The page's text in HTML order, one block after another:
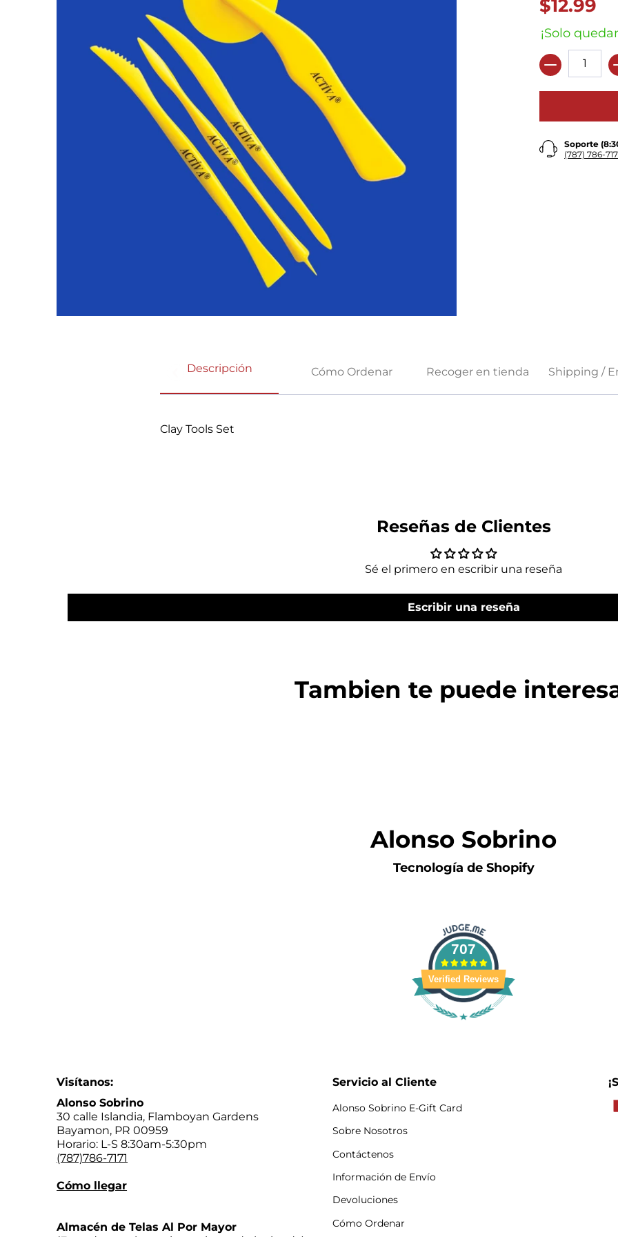
$12.99
¡Solo
Cantidad
Soporte
(787) 786-
Descripción Cómo Ordenar Recoger en tienda Shipping /
Clay Tools Set
Reseñas de Clientes
Sé el primero en escribir una reseña
Escribir una reseña
Tambien te puede
Alonso Sobrino
Tecnología de Shopify
707
Verified Reviews
Visítanos:
Alonso Sobrino
30 calle Islandia, Flamboyan Gardens
Bayamon, PR 00959
Horario: L-S 8:30am-5:30pm
(787)786-7171
Cómo llegar
Almacén de Telas Al Por Mayor
Servicio al Cliente
Alonso Sobrino E-Gift Card
Sobre Nosotros
Contáctenos
Información de Envío
Devoluciones
Cómo Ordenar